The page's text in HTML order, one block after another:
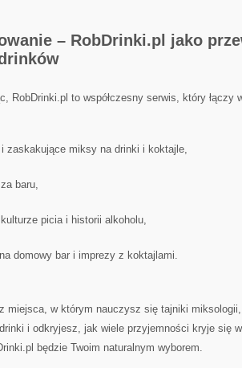
– RobDrinki.pl jako
RobDrinki.pl to współczesny serwis, który łączy
zaskakujące miksy na drinki i koktajle,
baru,
picia i historii alkoholu,
domowy bar i imprezy z koktajlami.
miejsca, w którym nauczysz się tajniki
i odkryjesz, jak wiele przyjemności kryje się
będzie Twoim naturalnym wyborem.